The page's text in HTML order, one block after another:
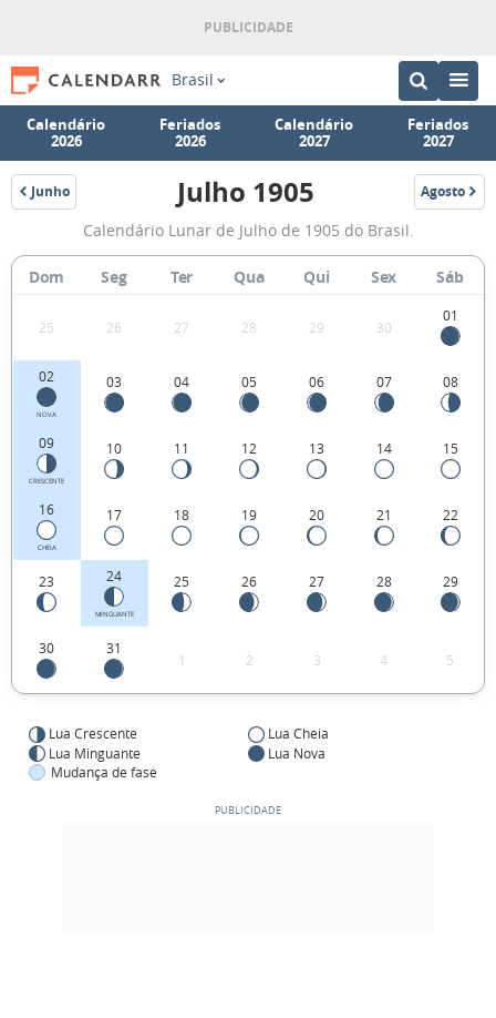
Brasil
Calendário
2026
Feriados
2026
Calendário
2027
Feriados
2027
Junho
1905
Fases
da
Lua
1905
Julho 1905 Agosto
1905
Calendário Lunar de Julho de 1905 do Brasil.
Dom Seg Ter Qua Qui Sex Sáb
25 26 27 28 29 30
01
02
NOVA
03 04 05 06 07 08
09
CRESCENTE
10 11 12 13 14 15
16
CHEIA
17 18 19 20 21 22
23 24
MINGUANTE
25 26 27 28 29
30 31
1 2 3 4 5
Lua Crescente
Lua Cheia
Lua Minguante
Lua Nova
Mudança de fase